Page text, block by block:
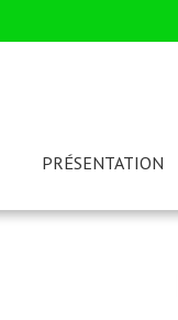
PRÉSENTATION